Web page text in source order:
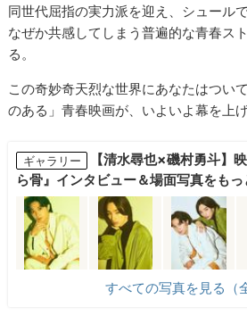
同世代屈指の実力派を迎え、シュール
なぜか共感してしまう普遍的な青春ス
る。
この奇妙奇天烈な世界にあなたはつい
のある」青春映画が、いよいよ幕を上
ギャラリー
【清水尋也×磯村勇斗】
ら骨』インタビュー＆場面写真をもっ
すべての写真を見る（